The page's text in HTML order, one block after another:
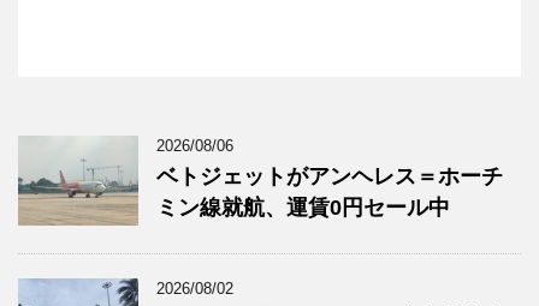
2026/08/06
ベトジェットがアンヘレス＝ホーチ
ミン線就航、運賃0円セール中
2026/08/02